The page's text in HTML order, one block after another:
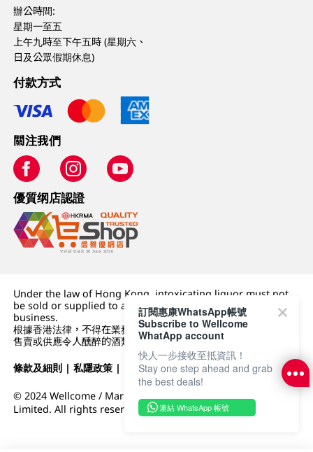
辦公時間:
星期一至五
上午九時至下午五時 (星期六、
日及公眾假期休息)
付款方式
關注我們
優質纲店認證
Under the law of Hong Kong, intoxicating liquor must not
be sold or supplied to a minor (under 18) in the course of
business.
根據香港法律，不得在業務過程中，向未成年人 (18 歲以下人士)
售賣或供應令人醺醉的酒類。
條款及細則 |私隱政策 | DFI零售集團
© 2024 Wellcome / Market Place. The Dairy Farm Company
Limited. All rights reserved.
訂閱惠康WhatsApp帳號
Subscribe to Wellcome
WhatApp account
快人一步接收至抵資訊！
Stay one step ahead and grab
the best deals!
連結 WhatsApp 帳號